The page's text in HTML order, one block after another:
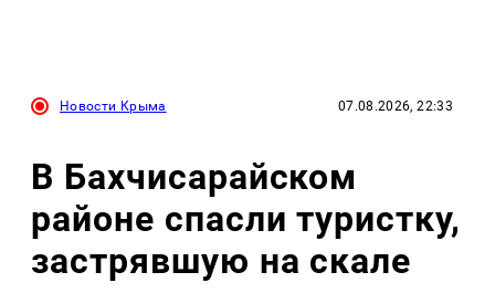
Новости Крыма 07.08.2026, 22:33
В Бахчисарайском
районе спасли туристку,
застрявшую на скале